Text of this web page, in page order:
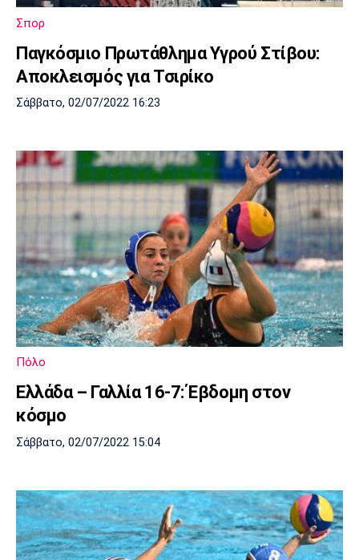
Σπορ
Παγκόσμιο Πρωτάθλημα Υγρού Στίβου:
Αποκλεισμός για Τσιρίκο
Σάββατο, 02/07/2022 16:23
Πόλο
Ελλάδα – Γαλλία 16-7: Έβδομη στον
κόσμο
Σάββατο, 02/07/2022 15:04